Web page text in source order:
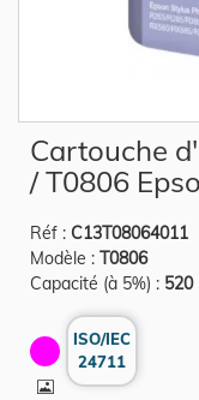
the
beginning
images
gallery
Cartouche
/ T0806
Réf : C13T08064011
Modèle : T0806
Capacité (à 5%) : 520
ISO/IEC
24711